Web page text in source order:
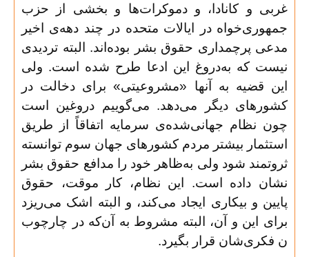
غربی و کانادا، و دموکرات‌ها و بخشی از حزب
جمهوری‌خواه در ایالات متحده در چند دهه‌ی اخیر
مدعی پرچمداری حقوق بشر بوده‌اند. البته تردیدی
نیست که به‌دروغ این ادعا طرح شده است. ولی
این قضیه به آنها «مشروعیتی» برای دخالت در
کشورهای دیگر می‌دهد. می‌گوییم دروغین است
چون نظام جهانی‌شده‌ی سرمایه اتفاقاً از طریق
استثمار بیشتر مردم کشورهای جهان سوم توانسته
ثروتمند شود ولی به‌ظاهر خود را مدافع حقوق بشر
نشان داده است. این نظام، کار موقت، حقوق
پایین و بیکاری ایجاد می‌کند، و البته اشک می‌ریزد
برای این و آن، البته مشروط به آن‌که در چارچوب
ن فکری‌شان قرار بگیرد.